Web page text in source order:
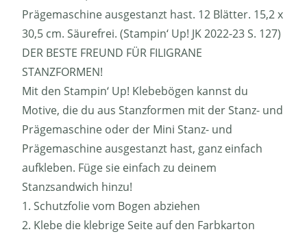
Prägemaschine ausgestanzt hast. 12 Blätter. 15,2 x
30,5 cm. Säurefrei. (Stampin‘ Up! JK 2022-23 S. 127)
DER BESTE FREUND FÜR FILIGRANE
STANZFORMEN!
Mit den Stampin‘ Up! Klebebögen kannst du
Motive, die du aus Stanzformen mit der Stanz- und
Prägemaschine oder der Mini Stanz- und
Prägemaschine ausgestanzt hast, ganz einfach
aufkleben. Füge sie einfach zu deinem
Stanzsandwich hinzu!
1. Schutzfolie vom Bogen abziehen
2. Klebe die klebrige Seite auf den Farbkarton